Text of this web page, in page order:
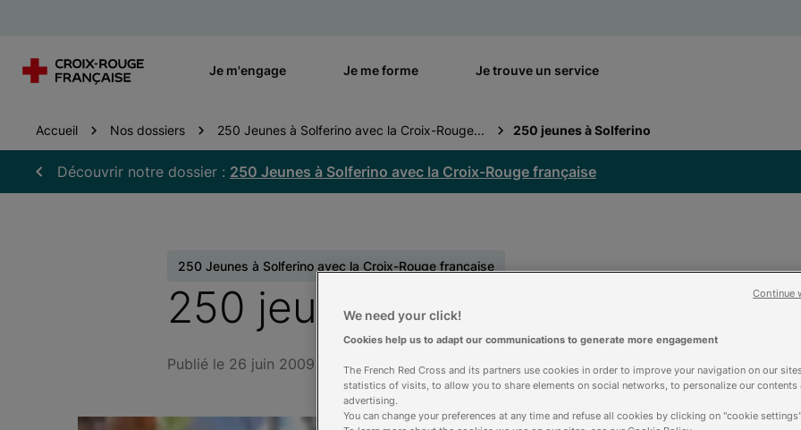
Je m'engage Je me forme Je trouve un service
Accueil Nos dossiers 250 Jeunes à Solferino avec la Croix-Rouge... 250 jeunes à Solferino
Découvrir notre dossier : 250 Jeunes à Solferino avec la Croix-Rouge française
250 Jeunes à Solferino avec la Croix-Rouge française
250 jeunes à Solferino
Publié le 26 juin 2009
We need your click!
Cookies help us to adapt our communications to generate more engagement
The French Red Cross and its partners use cookies in order to improve your navigation on our
statistics of visits, to allow you to share elements on social networks, to personalize our contents
advertising.
You can change your preferences at any time and refuse all cookies by clicking on "cookie
Continue